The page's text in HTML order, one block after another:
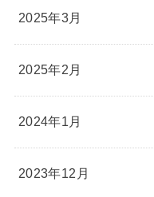
2025年3月
2025年2月
2024年1月
2023年12月